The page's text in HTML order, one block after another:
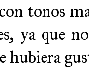
tonos
ya que
hubiera